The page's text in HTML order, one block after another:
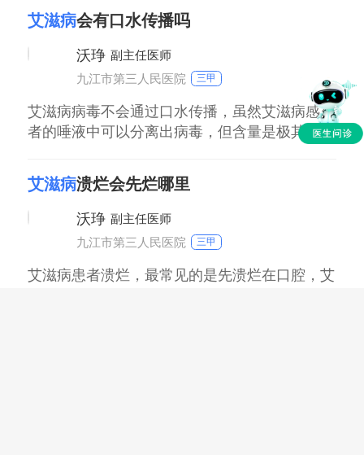
可治愈的感染和肿瘤，最后导致感染者死亡。因
为艾滋病侵犯的是免疫系统，所以如果免疫系统
崩塌之后，会导致很多致病菌进入身体，造成身
体的感染。其次，身体里异常的细胞，比如肿瘤
细胞，在没有免疫功能的控制，会开始不断的复
制、
艾滋病会有口水传播吗
沃琤 副主任医师
九江市第三人民医院
三甲
艾滋病病毒不会通过口水传播，虽然艾滋病感染
者的唾液中可以分离出病毒，但含量是极其微小
感染。而且正常人群唾液中含有酶类，是可以抑
制艾滋病毒活性的。所以即便是艾滋病感染者的
唾液接触了正常人，也不会造成正常人群的感
艾滋病溃烂会先烂哪里
沃琤 副主任医师
九江市第三人民医院
三甲
艾滋病患者溃烂，最常见的是先溃烂在口腔，艾